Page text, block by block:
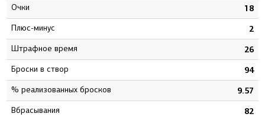
Очки 18
Плюс-минус 2
штрафное время 26
Броски в створ 94
% реализованных бросков 9.57
Вбрасывания 82